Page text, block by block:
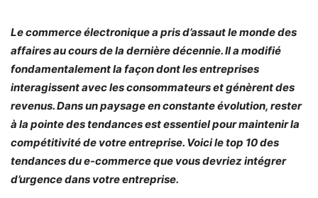
Le commerce électronique a pris d’assaut le monde des
affaires au cours de la dernière décennie. Il a modifié
fondamentalement la façon dont les entreprises
interagissent avec les consommateurs et génèrent des
revenus. Dans un paysage en constante évolution, rester
à la pointe des tendances est essentiel pour maintenir la
compétitivité de votre entreprise. Voici letop 10 des
tendances du e-commerce que vous devriez intégrer
d’urgence dans votre entreprise.